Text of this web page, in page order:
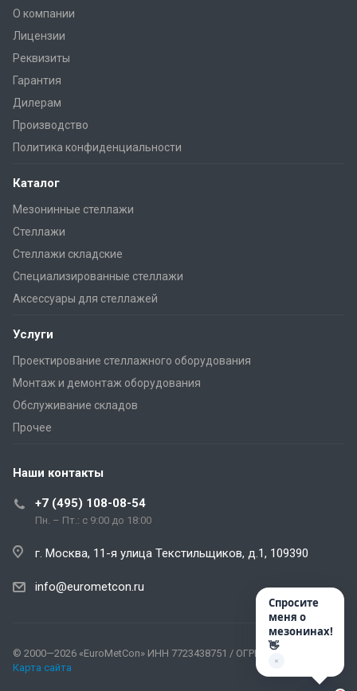
О компании
Лицензии
Реквизиты
Гарантия
Дилерам
Производство
Политика конфиденциальности
Каталог
Мезонинные стеллажи
Стеллажи
Стеллажи складские
Специализированные стеллажи
Аксессуары для стеллажей
Услуги
Проектирование стеллажного оборудования
Монтаж и демонтаж оборудования
Обслуживание складов
Прочее
Наши контакты
+7 (495) 108-08-54
Пн. – Пт.: с 9:00 до 18:00
г. Москва, 11-я улица Текстильщиков, д.1, 109390
info@eurometcon.ru
© 2000—2026 «EuroMetCon» ИНН 7723438751 / ОГРН 1167746310368 |
Карта сайта
Спросите
меня о
мезонинах!
👋
✕